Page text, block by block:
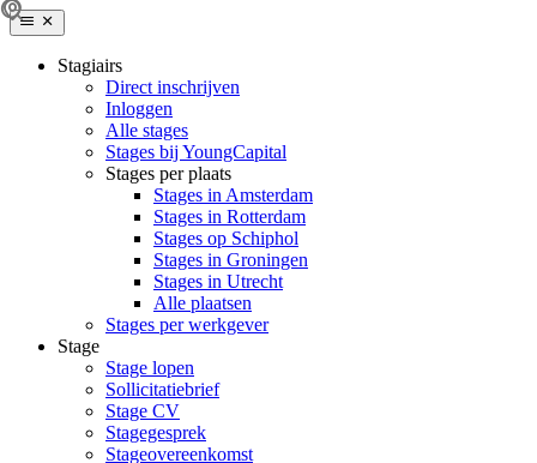
Stagiairs
Direct inschrijven
Inloggen
Alle stages
Stages bij YoungCapital
Stages per plaats
Stages in Amsterdam
Stages in Rotterdam
Stages op Schiphol
Stages in Groningen
Stages in Utrecht
Alle plaatsen
Stages per werkgever
Stage
Stage lopen
Sollicitatiebrief
Stage CV
Stagegesprek
Stageovereenkomst